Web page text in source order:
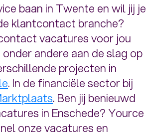
baan in Twente en wil jij je
klantcontact branche?
vacatures voor jou
andere aan de slag op
projecten in
. In de financiële sector bij
. Ben jij benieuwd
in Enschede? Yource
onze vacatures en